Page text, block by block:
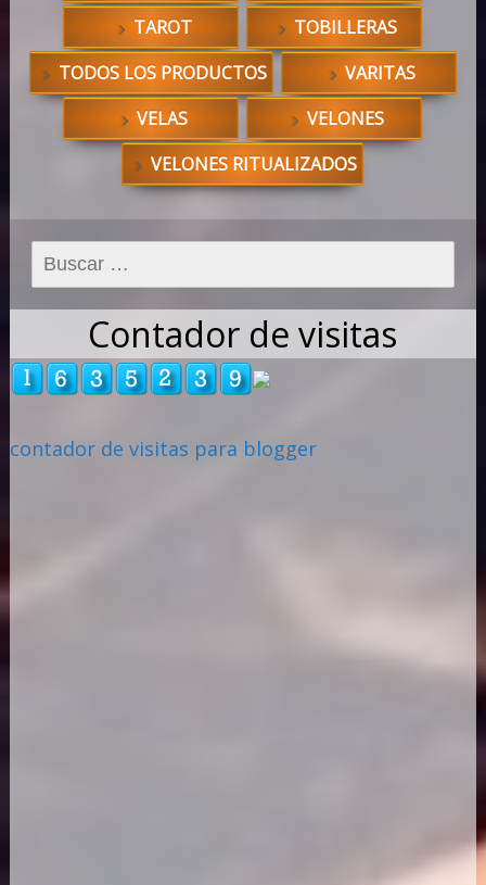
TAROT
TOBILLERAS
TODOS LOS PRODUCTOS
VARITAS
VELAS
VELONES
VELONES RITUALIZADOS
Buscar:
Contador de visitas
contador de visitas para blogger